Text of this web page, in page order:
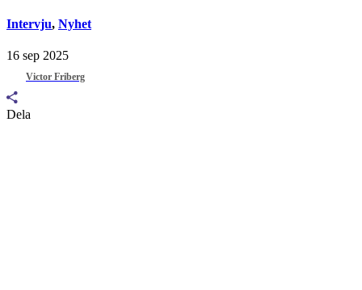
Intervju, Nyhet
16 sep 2025
Victor Friberg
Dela